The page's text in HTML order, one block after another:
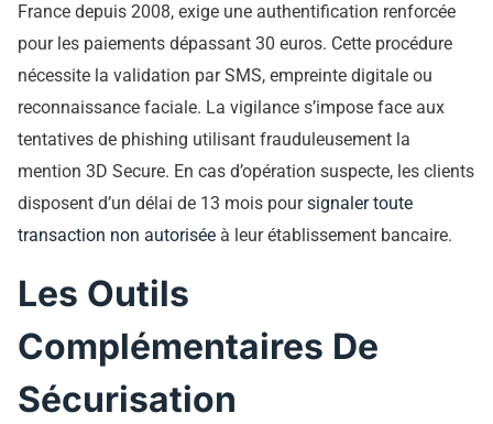
France depuis 2008, exige une authentification renforcée
pour les paiements dépassant 30 euros. Cette procédure
nécessite la validation par SMS, empreinte digitale ou
reconnaissance faciale. La vigilance s’impose face aux
tentatives de phishing utilisant frauduleusement la
mention 3D Secure. En cas d’opération suspecte, les clients
disposent d’un délai de 13 mois poursignaler toute
transaction non autorisée à leur établissement bancaire.
Les Outils
Complémentaires De
Sécurisation